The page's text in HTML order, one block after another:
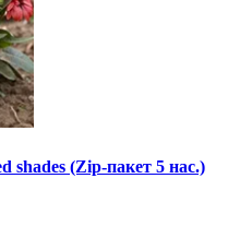
shades (Zip-пакет 5 нас.)